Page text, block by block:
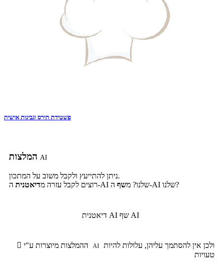
פשטידת תירס וגבינות אישית
AI
ניתן להתייעץ ולקבל משוב על המתכון.
רוצים לקבל עזרה מדיאטנית ה-AI שלנו? משף ה-AI שלנו?
דיאטנית AI שף AI
 AI
טעויות